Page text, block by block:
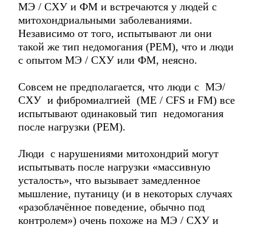
МЭ / СХУ и ФМ и встречаются у людей с
митохондриальными заболеваниями.
Независимо от того, испытывают ли они
такой же тип недомогания (PEM), что и люди
с опытом MЭ / CХУ или ФM, неясно.
Совсем не предполагается, что люди с МЭ/
СХУ и фибромиалгией (ME / CFS и FM) все
испытывают одинаковый тип недомогания
после нагрузки (PEM).
Люди с нарушениями митохондрий могут
испытывать после нагрузки «массивную
усталость», что вызывает замедленное
мышление, путаницу (и в некоторых случаях
«разоблачённое поведение, обычно под
контролем») очень похоже на MЭ / CХУ и